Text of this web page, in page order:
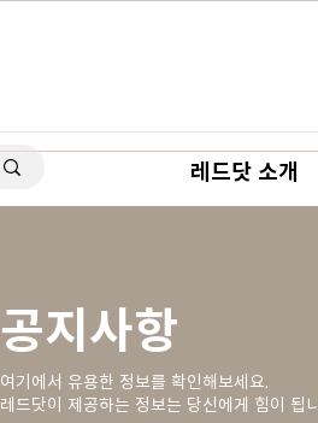
레드닷 소개
공지사항
여기에서 유용한 정보를 확인해보세요.
레드닷이 제공하는 정보는 당신에게 힘이 됩